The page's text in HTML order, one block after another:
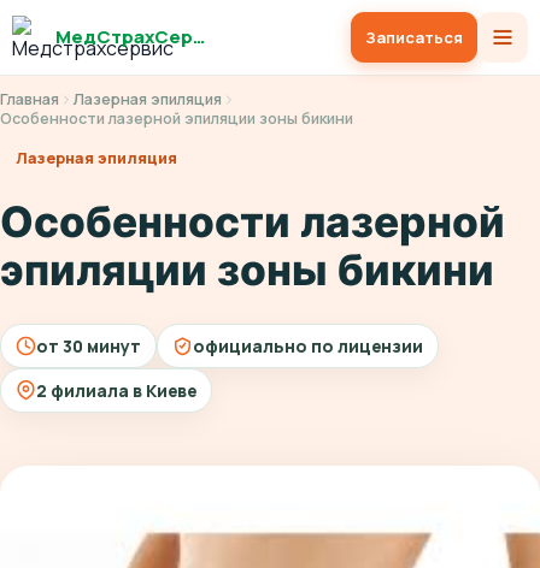
МедСтрахСервис Записаться
Главная
Лазерная эпиляция
Особенности лазерной эпиляции зоны бикини
Лазерная эпиляция
Особенности лазерной
эпиляции зоны бикини
от 30 минут
официально по лицензии
2 филиала в Киеве